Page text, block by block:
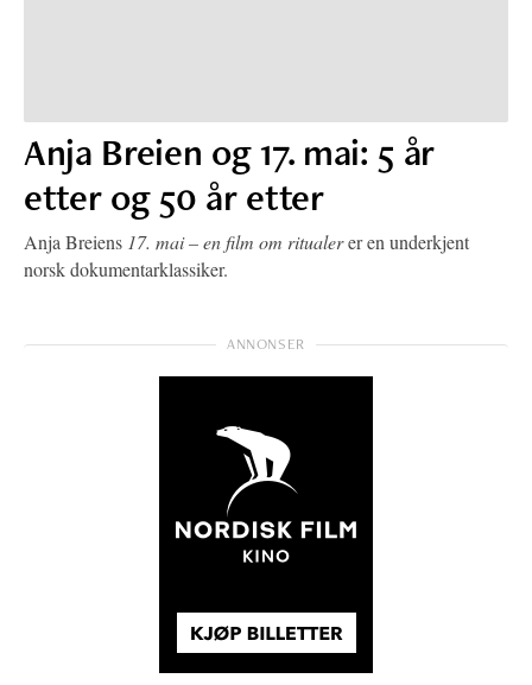
Anja Breien og 17. mai: 5 år
etter og 50 år etter
Anja Breiens 17. mai – en film om ritualerer en underkjent
norsk dokumentarklassiker.